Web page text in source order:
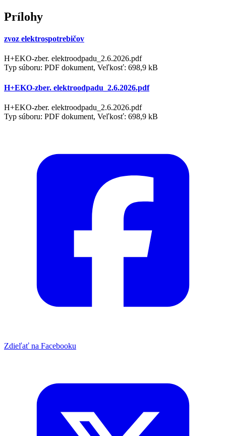
Prílohy
zvoz elektrospotrebičov
H+EKO-zber. elektroodpadu_2.6.2026.pdf
Typ súboru: PDF dokument, Veľkosť: 698,9 kB
H+EKO-zber. elektroodpadu_2.6.2026.pdf
H+EKO-zber. elektroodpadu_2.6.2026.pdf
Typ súboru: PDF dokument, Veľkosť: 698,9 kB
Zdieľať na Facebooku